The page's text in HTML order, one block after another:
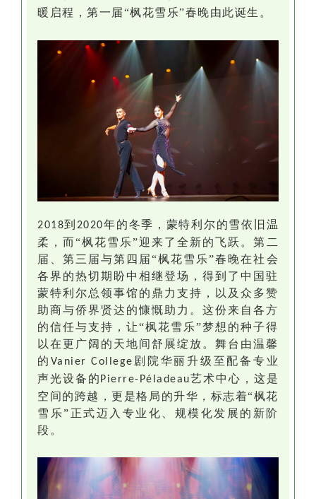
暖启程 ，第一届“枫花雪乐”春晚由此诞生。
2018到 2020年的冬季，蒙特利尔的雪依旧温
柔，而“枫花雪乐”迎来了全新的飞跃。第二
届、第三届与第四届“枫花雪乐”春晚在社会
各界的热切期盼中相继登场，得到了中国驻
蒙特利尔总领事馆的鼎力支持，以及众多赞
助商与侨界贤达的慷慨助力。这份来自各方
的信任与支持，让“枫花雪乐”梦想的种子得
以在更广阔的天地间舒展绽放。舞台由温馨
的 Vanier College 剧院华丽升级至配备专业
声光设备的 Pierre-Péladeau艺术中心，这是
空间的跨越，更是格局的升华，标志着“枫花
雪乐”正式迈入专业化、规模化发展的新阶
段。